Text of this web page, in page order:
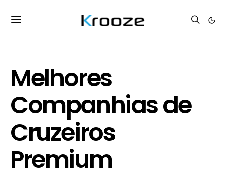
Melhores
Companhias de
Cruzeiros
Premium